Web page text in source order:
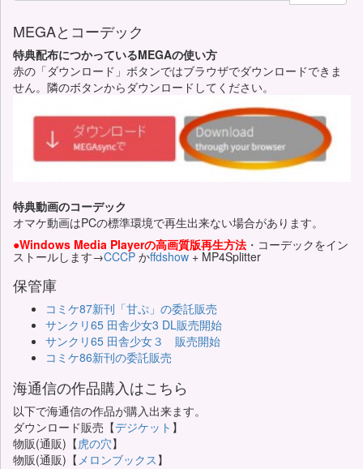
MEGAとコーデック
特典配布につかっているMEGAの使い方
赤の「ダウンロード」ボタンではブラウザでダウンロードできま
せん。隣のボタンからダウンロードしてください。
特典動画のコーデック
オマケ動画はPCの標準環境で再生出来ない場合があります。
●Windows Media Playerの高画質版再生方法 ・コーデックをイン
ストールします→CCCP かffdshow + MP4Splitter
保管庫
コミケ87新刊「甘ぷ」の委託販売
サンクリ65 田舎少女3 DL販売開始
サンクリ65 田舎少女３ 販売開始
コミケ86新刊の委託販売
海通信の作品購入はこちら
以下で海通信の作品が購入出来ます。
ダウンロード販売【デジケット 】
物販(通販)【虎の穴】
物販(通販)【 メロンブックス 】